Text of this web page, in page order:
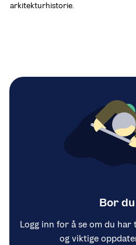
arkitekturhistorie.
Bor
Logg inn for å se om du
og viktige